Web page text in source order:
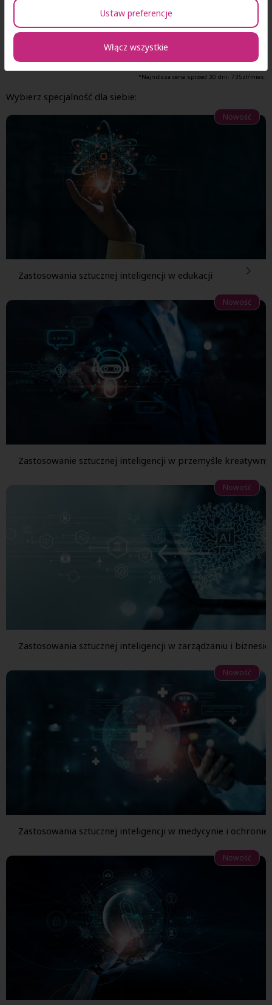
Sztuczna inteligencja w zastosowaniach Łódź
*Najniższa cena sprzed 30 dni: 735zł/mies.
Wybierz specjalność dla siebie:
Zastosowania sztucznej inteligencji w edukacji
Nowość
Zastosowanie sztucznej inteligencji w przemyśle
Nowość
Zastosowania sztucznej inteligencji w zarządzaniu i biznesie
Nowość
Zastosowania sztucznej inteligencji w medycynie i ochronie
Nowość
Nowość
Ustaw preferencje
Włącz wszystkie